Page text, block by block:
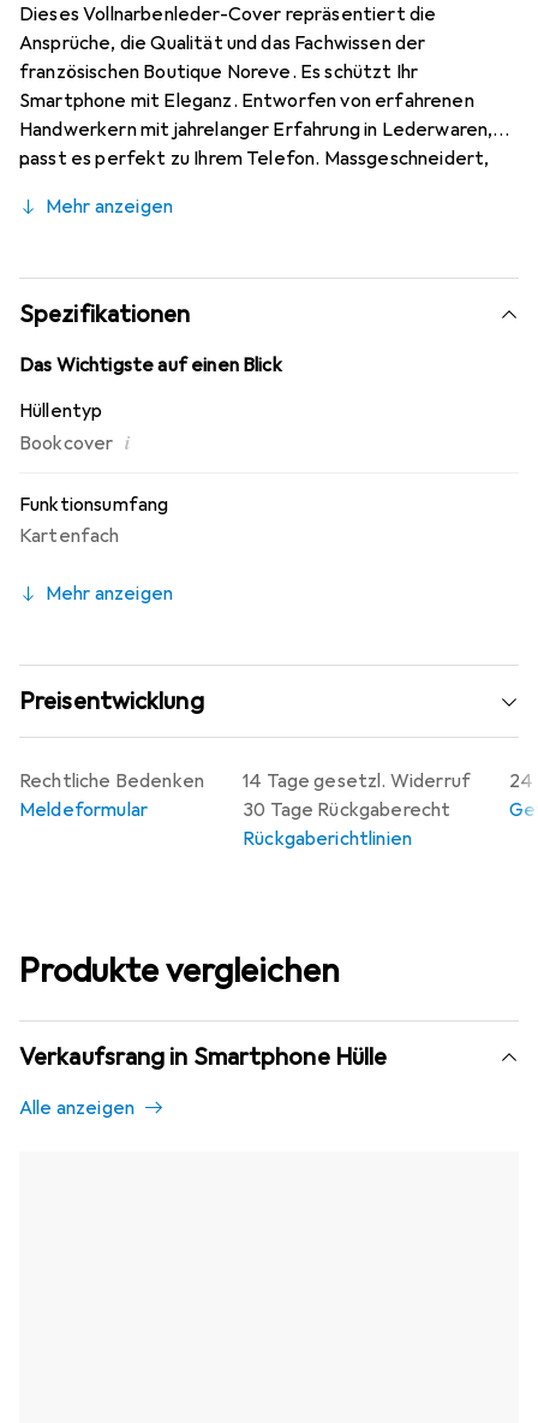
Dieses Vollnarbenleder-Cover repräsentiert die
Ansprüche, die Qualität und das Fachwissen der
französischen Boutique Noreve. Es schützt Ihr
Smartphone mit Eleganz. Entworfen von erfahrenen
Handwerkern mit jahrelanger Erfahrung in Lederwaren,
passt es perfekt zu Ihrem Telefon. Massgeschneidert,
Haut. Es wird zum schicken und unverzichtbaren
für ihre hochwertigen Produkte ist die Marke Noreve eine
zuverlässige Wahl für eine anspruchsvolle Kundschaft.
Mehr anzeigen
Spezifikationen
Das Wichtigste auf einen Blick
Hüllentyp
Bookcover i
Funktionsumfang
Kartenfach
Mehr anzeigen
Preisentwicklung
14 Tage gesetzl. Widerruf
30 Tage Rückgaberecht
Rückgaberichtlinien
24
Rechtliche Bedenken
Meldeformular
Produkte vergleichen
Verkaufsrang in Smartphone Hülle
Alle anzeigen